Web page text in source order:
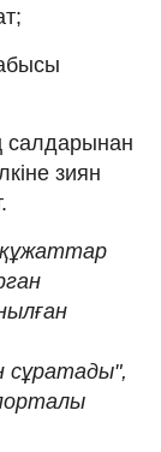
салдарынан
зиян
құжаттар
сұратады",